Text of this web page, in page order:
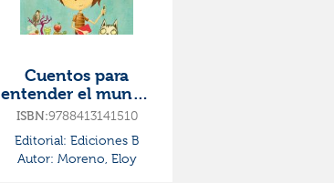
Cuentos para
entender el mundo
2
ISBN:9788413141510
Editorial: Ediciones B
Autor: Moreno, Eloy